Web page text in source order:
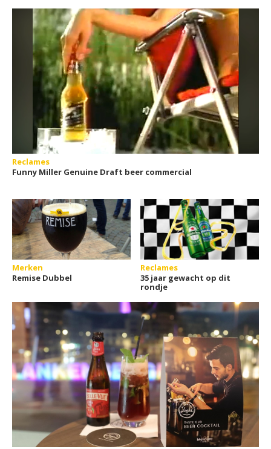
Reclames
Funny Miller Genuine Draft beer commercial
Merken
Remise Dubbel
Reclames
35 jaar gewacht op dit
rondje